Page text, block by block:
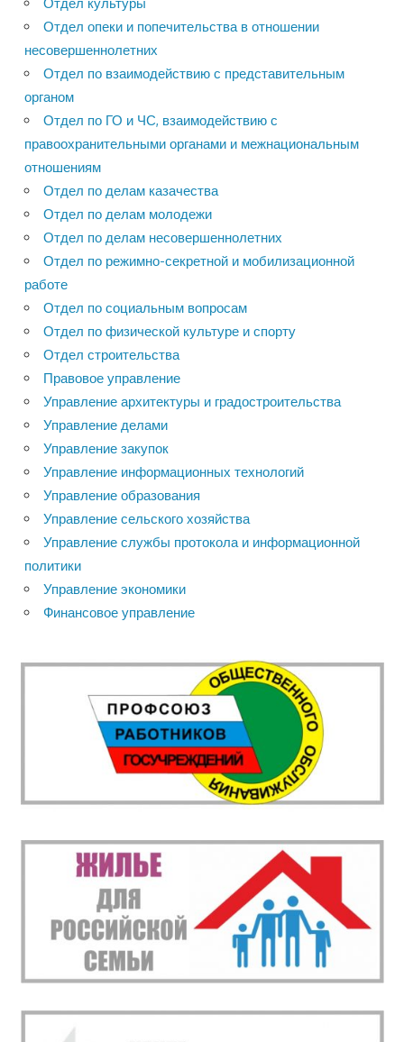
Отдел опеки и попечительства в отношении
несовершеннолетних
Отдел по взаимодействию с представительным
органом
Отдел по ГО и ЧС, взаимодействию с
правоохранительными органами и межнациональным
отношениям
Отдел по делам казачества
Отдел по делам молодежи
Отдел по делам несовершеннолетних
Отдел по режимно-секретной и мобилизационной
работе
Отдел по социальным вопросам
Отдел по физической культуре и спорту
Отдел строительства
Правовое управление
Управление архитектуры и градостроительства
Управление делами
Управление закупок
Управление информационных технологий
Управление образования
Управление сельского хозяйства
Управление службы протокола и информационной
политики
Управление экономики
Финансовое управление